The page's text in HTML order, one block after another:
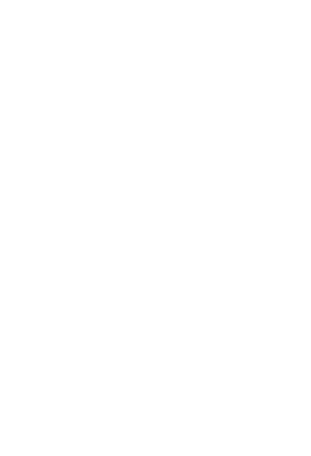
recept du har sparat och